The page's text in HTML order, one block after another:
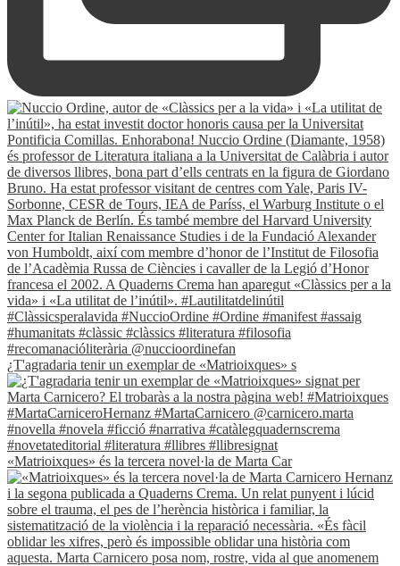
¿T'agradaria tenir un exemplar de «Matrioixques» s
«Matrioixques» és la tercera novel·la de Marta Car